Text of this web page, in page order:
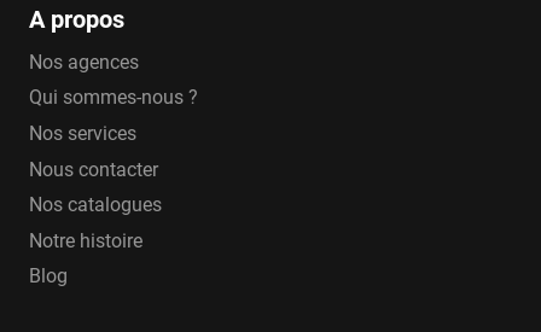
A propos
Nos agences
Qui sommes-nous ?
Nos services
Nous contacter
Nos catalogues
Notre histoire
Blog